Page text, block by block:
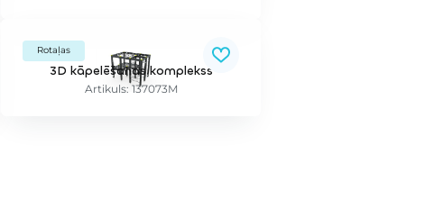
Rotaļas
3D kāpelēšanas komplekss
Artikuls: 137073M